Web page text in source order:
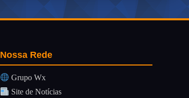
Nossa Rede
Grupo Wx
Site de Notícias